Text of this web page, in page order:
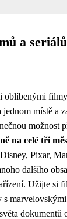
a
oblíbenými
místě a
možnost
na celé tři
Pixar,
dalšího
Užijte si
s
dokumentů